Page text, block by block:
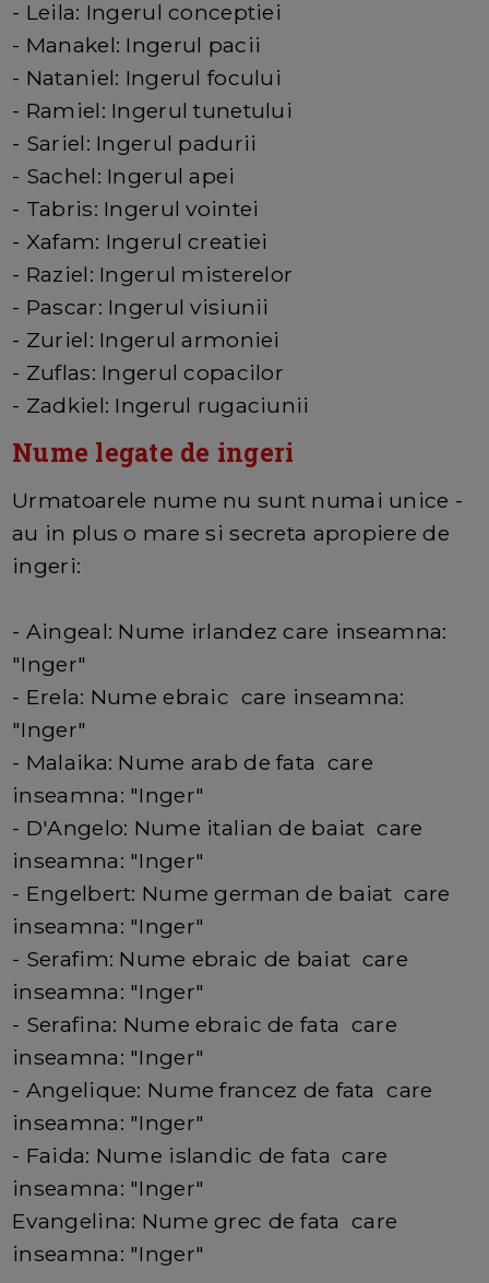
- Leila: Ingerul conceptiei
- Manakel: Ingerul pacii
- Nataniel: Ingerul focului
- Ramiel: Ingerul tunetului
- Sariel: Ingerul padurii
- Sachel: Ingerul apei
- Tabris: Ingerul vointei
- Xafam: Ingerul creatiei
- Raziel: Ingerul misterelor
- Pascar: Ingerul visiunii
- Zuriel: Ingerul armoniei
- Zuflas: Ingerul copacilor
- Zadkiel: Ingerul rugaciunii
Nume legate de ingeri
Urmatoarele nume nu sunt numai unice -
au in plus o mare si secreta apropiere de
ingeri:
- Aingeal: Nume irlandez care inseamna:
"Inger"
- Erela: Nume ebraic care inseamna:
"Inger"
- Malaika: Nume arab de fata care
inseamna: "Inger"
- D'Angelo: Nume italian de baiat care
inseamna: "Inger"
- Engelbert: Nume german de baiat care
inseamna: "Inger"
- Serafim: Nume ebraic de baiat care
inseamna: "Inger"
- Serafina: Nume ebraic de fata care
inseamna: "Inger"
- Angelique: Nume francez de fata care
inseamna: "Inger"
- Faida: Nume islandic de fata care
inseamna: "Inger"
Evangelina: Nume grec de fata care
inseamna: "Inger"